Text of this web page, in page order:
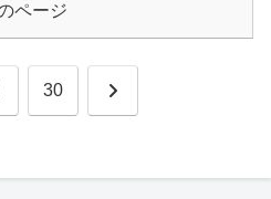
ページ
30 次